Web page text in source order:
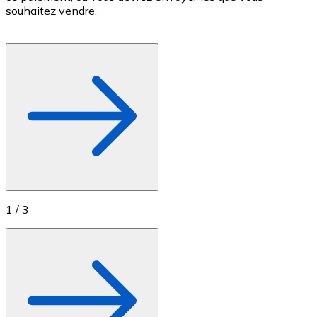
Achetez des cartes-cadeaux de vos marques
Aller à la boutique de cartes-cadeaux
souhaitez vendre.
1 / 3